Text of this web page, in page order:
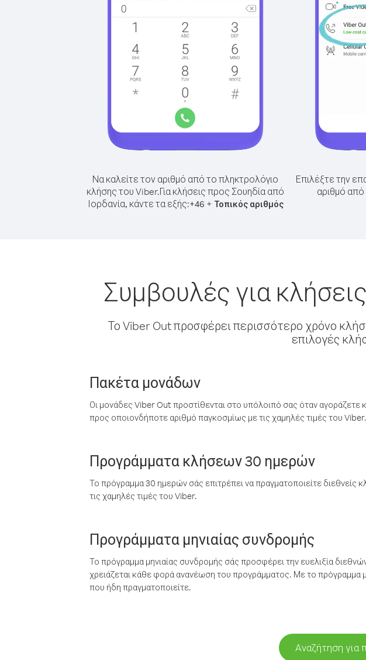
Να καλείτε τον αριθμό από το πληκτρολόγιο
κλήσης του Viber.Για κλήσεις προς Σουηδία από
Ιορδανία, κάντε τα εξής:+46 + Τοπικός αριθμός
Επιλέξτε την
αριθμό
Συμβουλές για
Το Viber Out προσφέρει περισσότερο χρόνο
επιλογές
Πακέτα μονάδων
Οι μονάδες Viber Out προστίθενται στο υπόλοιπό σας όταν
προς οποιονδήποτε αριθμό παγκοσμίως με τις χαμηλές τιμές του Viber.
Προγράμματα κλήσεων 30 ημερών
Το πρόγραμμα 30 ημερών σάς επιτρέπει να πραγματοποιείτε διεθνείς
τις χαμηλές τιμές του Viber.
Προγράμματα μηνιαίας συνδρομής
Το πρόγραμμα μηνιαίας συνδρομής σάς προσφέρει την ευελιξία
χρειάζεται κάθε φορά ανανέωση του προγράμματος. Με το πρόγραμμα
που ήδη πραγματοποιείτε.
Αναζήτηση για